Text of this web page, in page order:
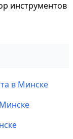
инструментов
в Минске